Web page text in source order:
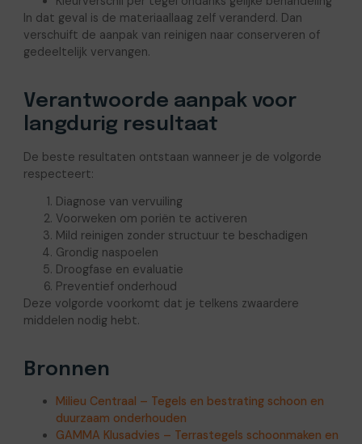
In dat geval is de materiaallaag zelf veranderd. Dan
verschuift de aanpak van reinigen naar conserveren of
gedeeltelijk vervangen.
Verantwoorde aanpak voor
langdurig resultaat
De beste resultaten ontstaan wanneer je de volgorde
respecteert:
Diagnose van vervuiling
Voorweken om poriën te activeren
Mild reinigen zonder structuur te beschadigen
Grondig naspoelen
Droogfase en evaluatie
Preventief onderhoud
Deze volgorde voorkomt dat je telkens zwaardere
middelen nodig hebt.
Bronnen
Milieu Centraal – Tegels en bestrating schoon en
duurzaam onderhouden
GAMMA Klusadvies – Terrastegels schoonmaken en